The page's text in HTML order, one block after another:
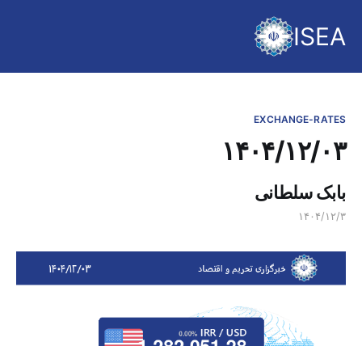
ISEA
EXCHANGE-RATES
۱۴۰۴/۱۲/۰۳
بابک سلطانی
۱۴۰۴/۱۲/۳